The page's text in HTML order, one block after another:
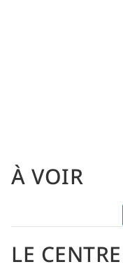
À VOIR
LE